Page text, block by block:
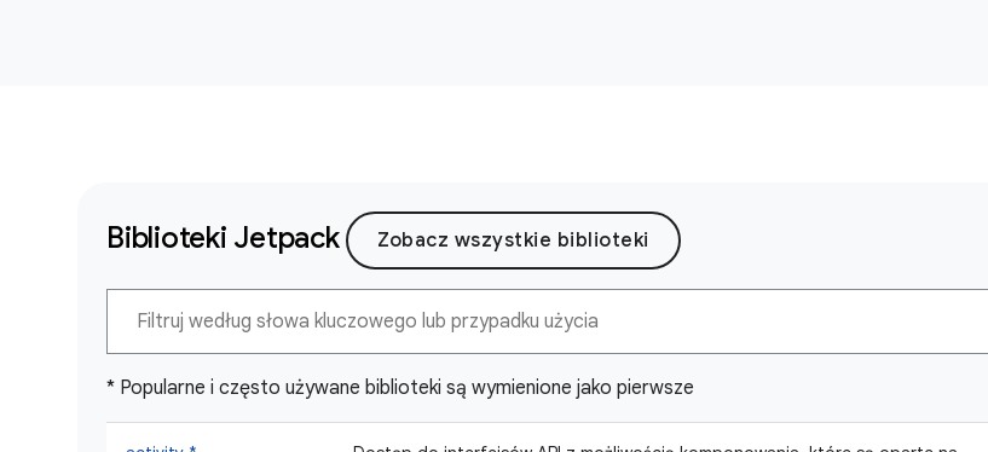
Biblioteki Jetpack Zobacz wszystkie biblioteki
* Popularne i często używane biblioteki są wymienione jako pierwsze